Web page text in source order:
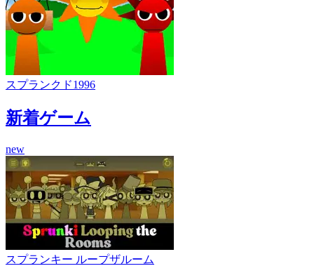
スプランクド1996
新着ゲーム
new
スプランキー ループザルーム